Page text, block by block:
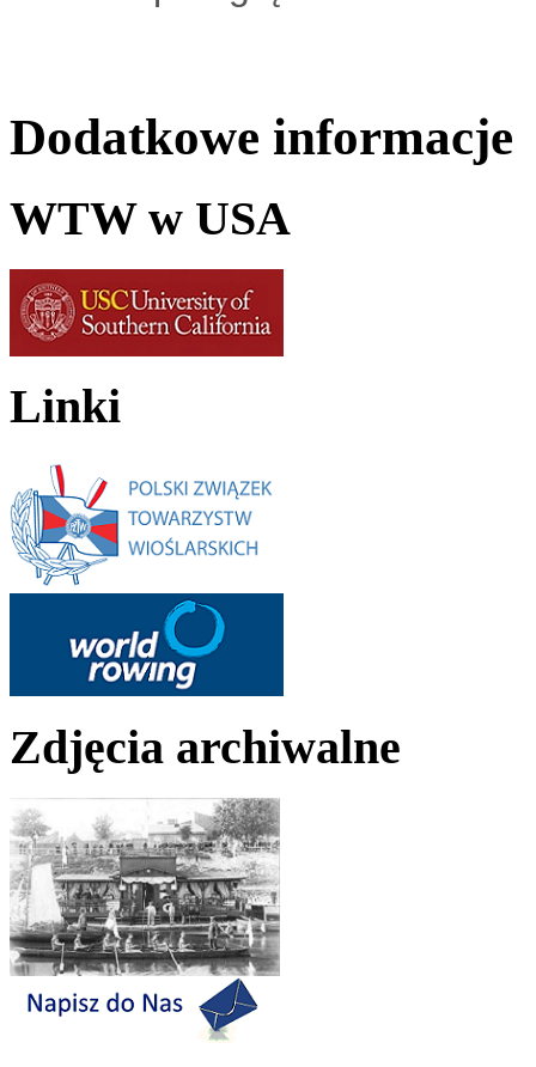
Dodatkowe informacje
WTW w USA
Linki
Zdjęcia archiwalne